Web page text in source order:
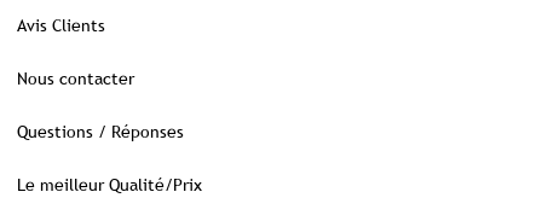
Avis Clients
Nous contacter
Questions / Réponses
Le meilleur Qualité/Prix